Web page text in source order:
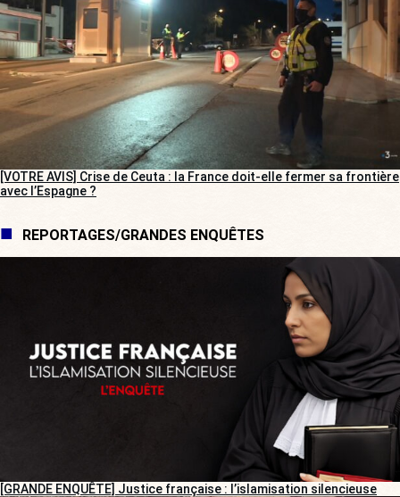
[VOTRE AVIS] Crise de Ceuta : la France doit-elle fermer sa frontière
avec l’Espagne ?
REPORTAGES/GRANDES ENQUÊTES
[GRANDE ENQUÊTE] Justice française : l’islamisation silencieuse